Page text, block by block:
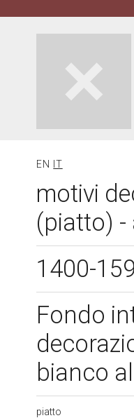
EN IT
motivi
(piatto) -
1400-
Fondo
bianco
piatto